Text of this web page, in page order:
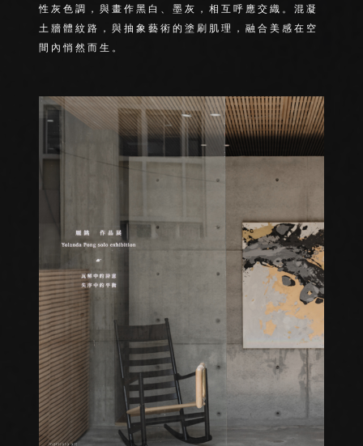
性灰色調，與畫作黑白、墨灰，相互呼應交織。混凝
土牆體紋路，與抽象藝術的塗刷肌理，融合美感在空
間內悄然而生。